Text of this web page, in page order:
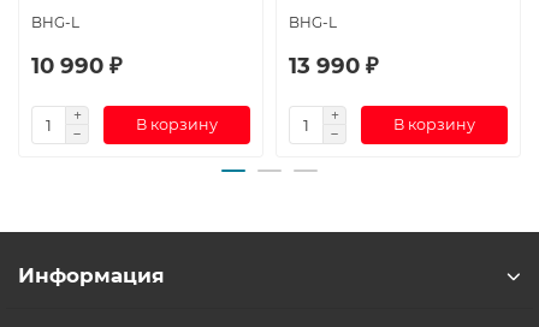
BHG-L
10 990 ₽
В корзину
BHG-L
13 990 ₽
В корзину
Информация